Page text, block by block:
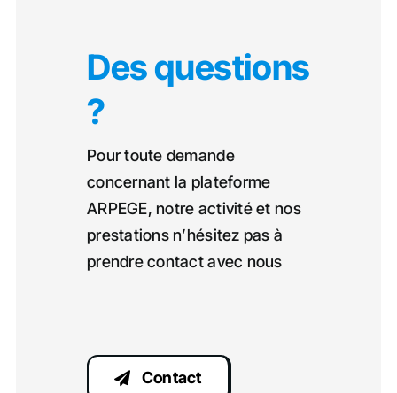
Des questions
?
Pour toute demande
concernant la plateforme
ARPEGE, notre activité et nos
prestations n’hésitez pas à
prendre contact avec nous
Contact